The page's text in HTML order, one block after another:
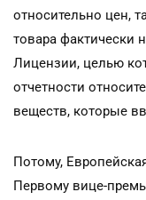
относительно цен,
товара фактически
Лицензии, целью
отчетности
веществ, которые
Потому,
Первому вице-